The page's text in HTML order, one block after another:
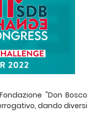
"Don Bosco
dando diversi